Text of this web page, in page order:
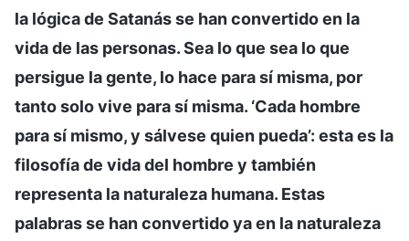
la lógica de Satanás se han convertido en la
vida de las personas. Sea lo que sea lo que
persigue la gente, lo hace para sí misma, por
tanto solo vive para sí misma. ‘Cada hombre
para sí mismo, y sálvese quien pueda’: esta es la
filosofía de vida del hombre y también
representa la naturaleza humana. Estas
palabras se han convertido ya en la naturaleza